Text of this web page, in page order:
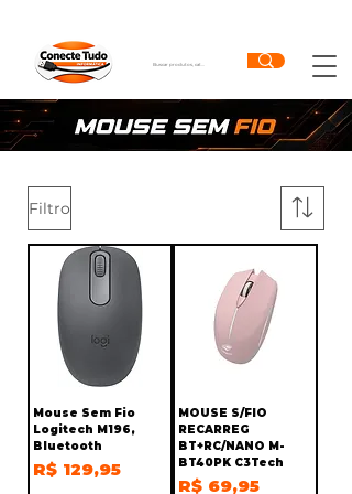
Filtro
Mouse Sem Fio
Logitech M196,
Bluetooth
Preço
R$ 129,95
MOUSE S/FIO
RECARREG
BT+RC/NANO M-
BT40PK C3Tech
Preço
R$ 69,95